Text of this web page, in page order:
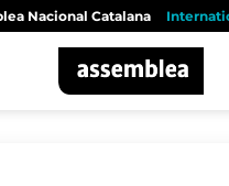
Nacional Catalana